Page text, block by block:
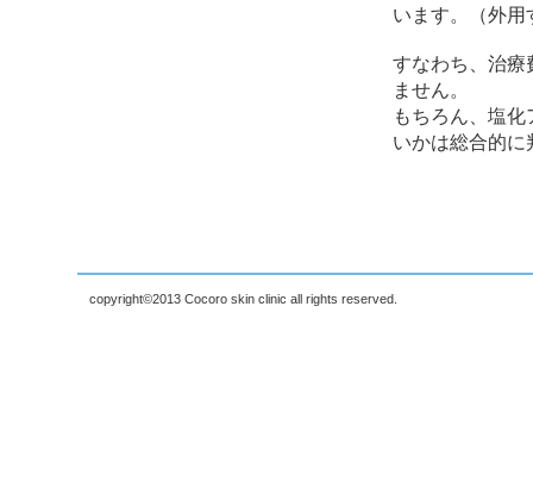
います。（外
すなわち、治療
ません。
もちろん、塩
いかは総合的
copyright©2013 Cocoro skin clinic all rights reserved.